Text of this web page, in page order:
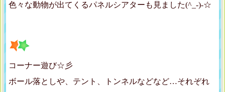
色々な動物が出てくるパネルシアターも見ました(^_-)-☆
コーナー遊び☆彡
ボール落としや、テント、トンネルなどなど…それぞれ